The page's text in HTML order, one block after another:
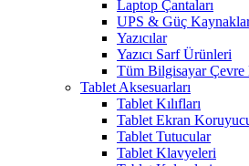
Laptop Çantaları
UPS & Güç
Yazıcılar
Yazıcı Sarf Ürünleri
Tüm Bilgisayar
Tablet Aksesuarları
Tablet Kılıfları
Tablet Ekran
Tablet Tutucular
Tablet Klavyeleri